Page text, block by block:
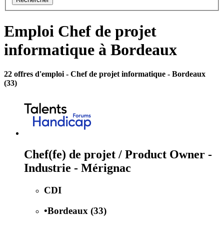
Emploi Chef de projet
informatique à Bordeaux
22 offres d'emploi - Chef de projet informatique - Bordeaux
(33)
Chef(fe) de projet / Product Owner -
Industrie - Mérignac
CDI
•Bordeaux (33)